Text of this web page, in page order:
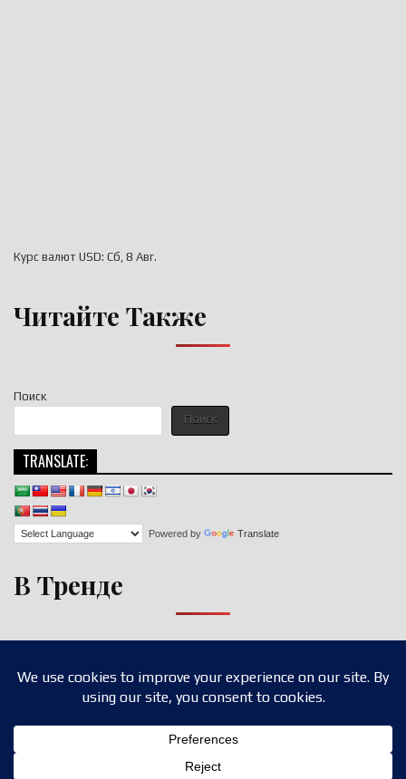
Поиск
Поиск
TRANSLATE:
Powered by Translate
В Тренде
Курс валют USD: Сб, 8 Авг.
Читайте Также
Design by ThemesDNA.com